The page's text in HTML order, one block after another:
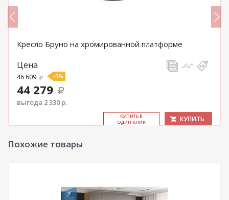
Кресло Бруно на хромированной платформе
Цена
46 609 -5%
44 279
выгода 2 330 р.
КУ­ПИТЬ В
ОДИН КЛИК
КУПИТЬ
Похожие товары